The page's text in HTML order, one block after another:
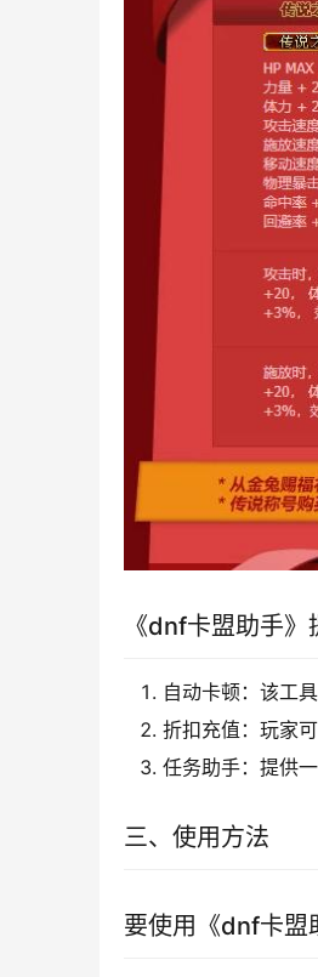
《dnf卡盟助手》
自动卡顿：该工
折扣充值：玩家
任务助手：提供
三、使用方法
要使用《dnf卡盟